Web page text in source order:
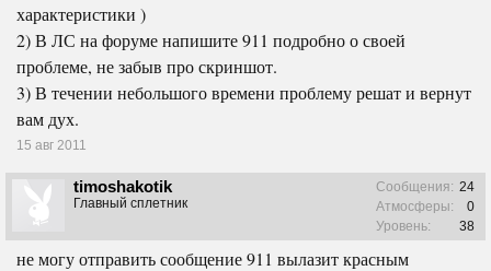
характеристики )
2) В ЛС на форуме напишите 911 подробно о своей
проблеме, не забыв про скриншот.
3) В течении небольшого времени проблему решат и вернут
вам дух.
15 авг 2011
timoshakotik
Главный сплетник
Сообщения: 24
Атмосферы:
0
Уровень:
38
не могу отправить сообщение 911 вылазит красным